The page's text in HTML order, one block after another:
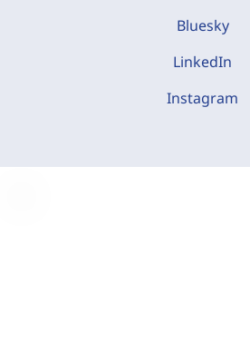
Bluesky
LinkedIn
Instagram